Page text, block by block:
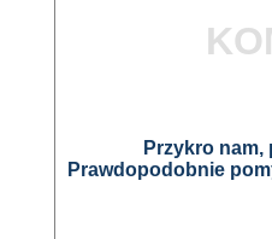
Przykro
Prawdopodobnie